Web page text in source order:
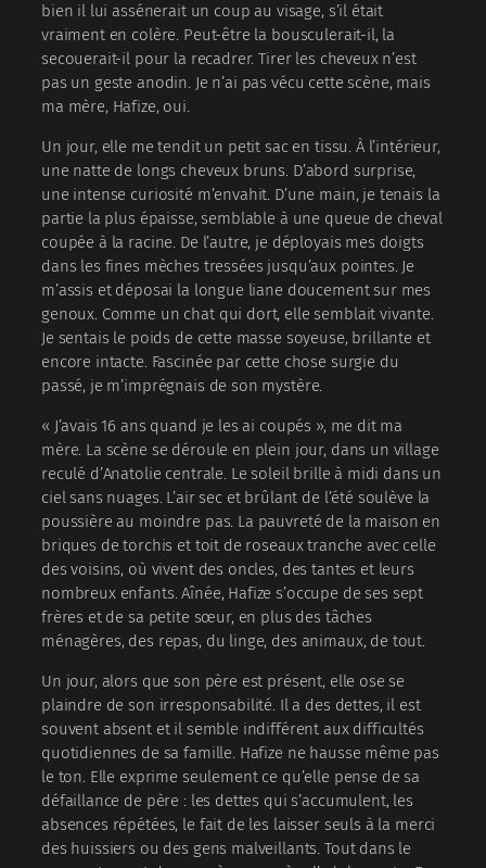
bien il lui assénerait un coup au visage, s’il était
vraiment en colère. Peut-être la bousculerait-il, la
secouerait-il pour la recadrer. Tirer les cheveux n’est
pas un geste anodin. Je n’ai pas vécu cette scène, mais
ma mère, Hafize, oui.
Un jour, elle me tendit un petit sac en tissu. À l’intérieur,
une natte de longs cheveux bruns. D’abord surprise,
une intense curiosité m’envahit. D’une main, je tenais la
partie la plus épaisse, semblable à une queue de cheval
coupée à la racine. De l’autre, je déployais mes doigts
dans les fines mèches tressées jusqu’aux pointes. Je
m’assis et déposai la longue liane doucement sur mes
genoux. Comme un chat qui dort, elle semblait vivante.
Je sentais le poids de cette masse soyeuse, brillante et
encore intacte. Fascinée par cette chose surgie du
passé, je m’imprégnais de son mystère.
« J’avais 16 ans quand je les ai coupés », me dit ma
mère. La scène se déroule en plein jour, dans un village
reculé d’Anatolie centrale. Le soleil brille à midi dans un
ciel sans nuages. L’air sec et brûlant de l’été soulève la
poussière au moindre pas. La pauvreté de la maison en
briques de torchis et toit de roseaux tranche avec celle
des voisins, où vivent des oncles, des tantes et leurs
nombreux enfants. Aînée, Hafize s’occupe de ses sept
frères et de sa petite sœur, en plus des tâches
ménagères, des repas, du linge, des animaux, de tout.
Un jour, alors que son père est présent, elle ose se
plaindre de son irresponsabilité. Il a des dettes, il est
souvent absent et il semble indifférent aux difficultés
quotidiennes de sa famille. Hafize ne hausse même pas
le ton. Elle exprime seulement ce qu’elle pense de sa
défaillance de père : les dettes qui s’accumulent, les
absences répétées, le fait de les laisser seuls à la merci
des huissiers ou des gens malveillants. Tout dans le